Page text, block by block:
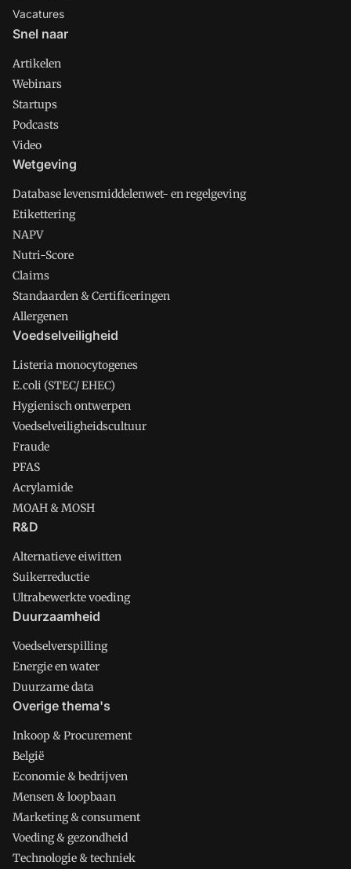
Vacatures
Snel naar
Artikelen
Webinars
Startups
Podcasts
Video
Wetgeving
Database levensmiddelenwet- en regelgeving
Etikettering
NAPV
Nutri-Score
Claims
Standaarden & Certificeringen
Allergenen
Voedselveiligheid
Listeria monocytogenes
E.coli (STEC/ EHEC)
Hygienisch ontwerpen
Voedselveiligheidscultuur
Fraude
PFAS
Acrylamide
MOAH & MOSH
R&D
Alternatieve eiwitten
Suikerreductie
Ultrabewerkte voeding
Duurzaamheid
Voedselverspilling
Energie en water
Duurzame data
Overige thema's
Inkoop & Procurement
België
Economie & bedrijven
Mensen & loopbaan
Marketing & consument
Voeding & gezondheid
Technologie & techniek